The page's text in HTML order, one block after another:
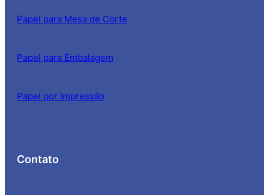
Papel para Mesa de Corte
Papel para Embalagem
Papel por Impressão
Contato